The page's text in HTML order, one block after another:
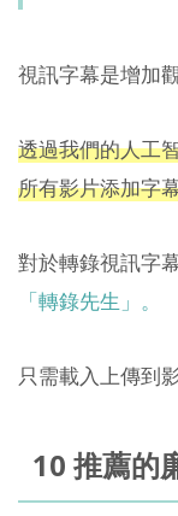
視訊字幕是增加
透過我們的人工
所有影片添加字
對於轉錄視訊字
「轉錄先生」。
只需載入上傳到
10 推薦的